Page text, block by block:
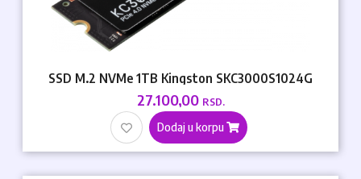
SSD M.2 NVMe 1TB Kingston SKC3000S1024G
27.100,00 RSD.
Dodaj u korpu